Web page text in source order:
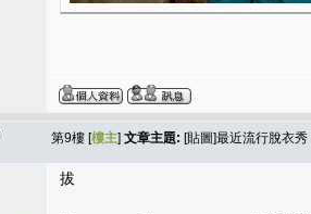
第9樓 [樓主] 文章主題: [貼圖]最近流行脫衣秀
拔